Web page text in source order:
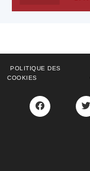
POLITIQUE DES
COOKIES